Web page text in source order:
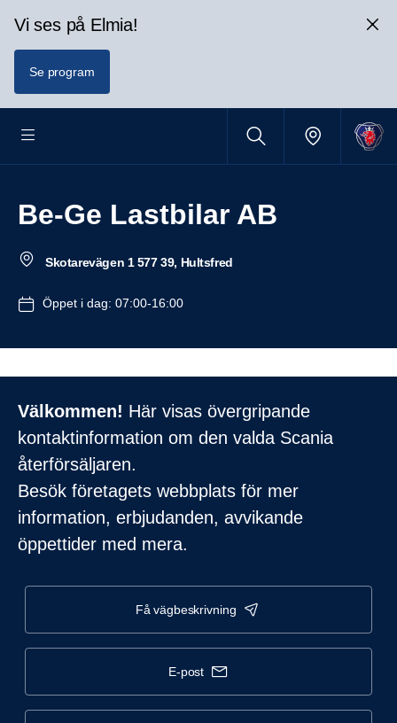
Vi ses på Elmia!
Se program
Be-Ge Lastbilar AB
Skotarevägen 1 577 39, Hultsfred
Öppet i dag: 07:00-16:00
Välkommen! Här visas övergripande
kontaktinformation om den valda Scania
återförsäljaren.
Besök företagets webbplats för mer
information, erbjudanden, avvikande
öppettider med mera.
få vägbeskrivning
e-post